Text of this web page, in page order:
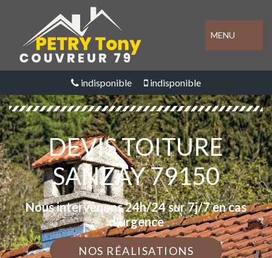
MENU
indisponible indisponible
DEVIS TOITURE
SANZAY 79150
Nous intervenons 24h/24 sur 7j/7 en cas
d'urgence
NOS RÉALISATIONS